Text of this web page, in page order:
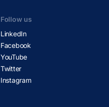
Follow us
LinkedIn
Facebook
YouTube
Twitter
Instagram